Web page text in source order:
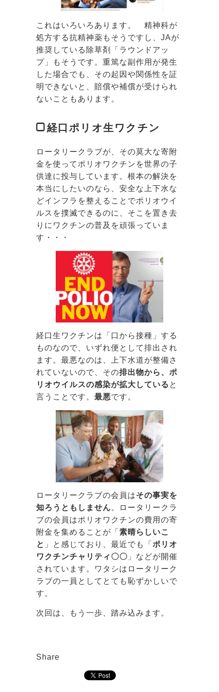
これはいろいろあります。 精神科が
処方する抗精神薬もそうですし、JAが
推奨している除草剤「ラウンドアッ
プ」もそうです。重篤な副作用が発生
した場合でも、その起因や関係性を証
明できないと、賠償や補償が受けられ
ないこともあります。
経口ポリオ生ワクチン
ロータリークラブが、その莫大な寄附
金を使ってポリオワクチンを世界の子
供達に投与しています。根本の解決を
本当にしたいのなら、安全な上下水な
どインフラを整えることでポリオウイ
ルスを撲滅できるのに、そこを置き去
りにワクチンの普及を頑張っていま
す・・・
経口生ワクチンは「口から接種」する
ものなので、いずれ便として排出され
ます。最悪なのは、上下水道が整備さ
れていないので、その排出物から、ポ
リオウイルスの感染が拡大している と
言うことです。 最悪です。
ロータリークラブの会員はその事実を
知ろうともしません。ロータリークラ
ブの会員はポリオワクチンの費用の寄
附金を集めることが「 素晴らしいこ
と 」と感じており、最近でも「 ポリオ
ワクチンチャリティ〇〇 」などが開催
されています。ワタシはロータリーク
ラブの一員としてとても恥ずかしいで
す。
次回は、もう一歩、踏み込みます。
Share